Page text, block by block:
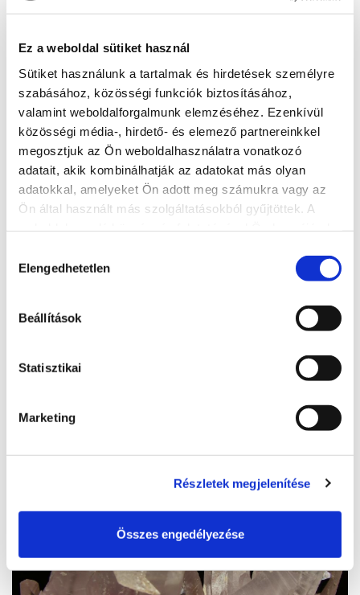
Ez a weboldal sütiket használ
Sütiket használunk a tartalmak és hirdetések személyre
szabásához, közösségi funkciók biztosításához,
valamint weboldalforgalmunk elemzéséhez. Ezenkívül
közösségi média-, hirdető- és elemező partnereinkkel
megosztjuk az Ön weboldalhasználatra vonatkozó
adatait, akik kombinálhatják az adatokat más olyan
adatokkal, amelyeket Ön adott meg számukra vagy az
Ön által használt más szolgáltatásokból gyűjtöttek. A
kiválasztása
Elengedhetetlen
Beállítások
Statisztikai
Marketing
Részletek megjelenítése
Összes engedélyezése
További látnivalók
jóságos angyala